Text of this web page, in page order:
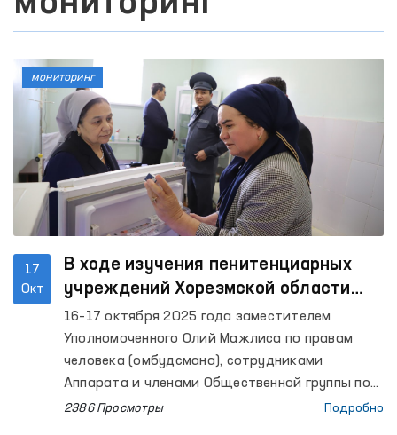
17
Окт
В ходе изучения пенитенциарных
учреждений Хорезмской области
было установлено, что некоторые
объекты отремонтированы по
рекомендации Омбудсмана
16–17 октября 2025 года заместителем
Уполномоченного Олий Мажлиса по правам
человека (омбудсмана), сотрудниками
Аппарата и членами Общественной группы по
предотвращению пыток в рамках
2386 Просмотры Подробно
мониторинг